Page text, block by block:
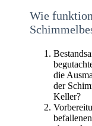
Wie
die
der
Keller?